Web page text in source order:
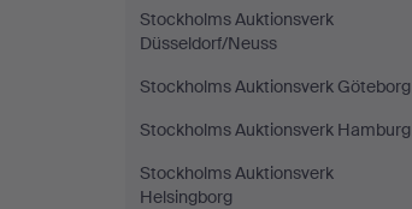
Stockholms Auktionsverk
Düsseldorf/Neuss
Stockholms Auktionsverk Göteborg
Stockholms Auktionsverk Hamburg
Stockholms Auktionsverk
Helsingborg